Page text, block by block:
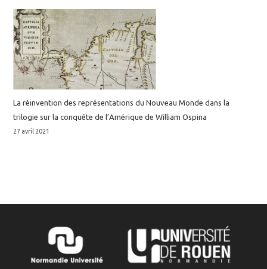
La réinvention des représentations du Nouveau Monde dans la
trilogie sur la conquête de l’Amérique de William Ospina
27 avril 2021